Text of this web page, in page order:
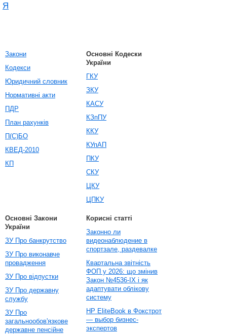
Я
Закони
Кодекси
Юридичний словник
Нормативні акти
ПДР
План рахунків
П(С)БО
КВЕД-2010
КП
Основні Кодески
України
ГКУ
ЗКУ
КАСУ
КЗпПУ
ККУ
КУпАП
ПКУ
СКУ
ЦКУ
ЦПКУ
Основні Закони
України
ЗУ Про банкрутство
ЗУ Про виконавче
провадження
ЗУ Про відпустки
ЗУ Про державну
службу
ЗУ Про
загальнообов'язкове
державне пенсійне
Корисні статті
Законно ли
видеонаблюдение в
спортзале, раздевалке
Квартальна звітність
ФОП у 2026: що змінив
Закон №4536-IX і як
адаптувати облікову
систему
HP EliteBook в Фокстрот
— выбор бизнес-
экспертов